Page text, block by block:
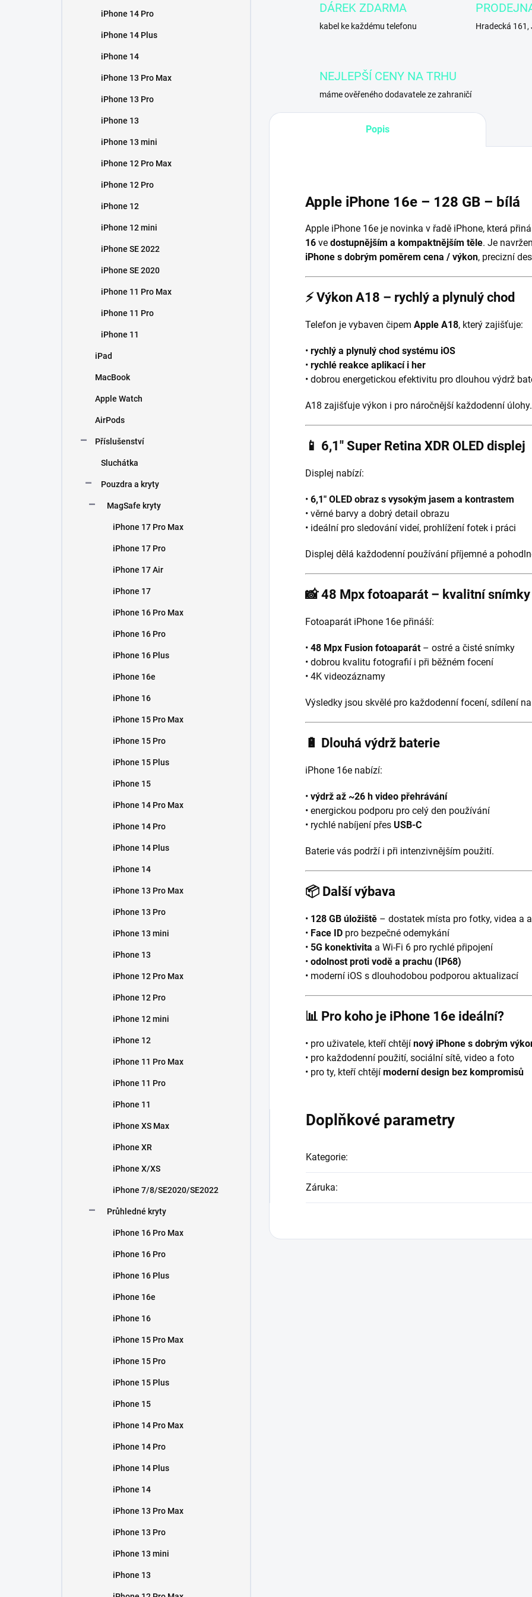
iPhone 14 Pro
iPhone 14 Plus
iPhone 14
iPhone 13 Pro Max
iPhone 13 Pro
iPhone 13
iPhone 13 mini
iPhone 12 Pro Max
iPhone 12 Pro
iPhone 12
iPhone 12 mini
iPhone SE 2022
iPhone SE 2020
iPhone 11 Pro Max
iPhone 11 Pro
iPhone 11
iPad
MacBook
Apple Watch
AirPods
Příslušenství
Sluchátka
Pouzdra a kryty
MagSafe kryty
iPhone 17 Pro Max
iPhone 17 Pro
iPhone 17 Air
iPhone 17
iPhone 16 Pro Max
iPhone 16 Pro
iPhone 16 Plus
iPhone 16e
iPhone 16
iPhone 15 Pro Max
iPhone 15 Pro
iPhone 15 Plus
iPhone 15
iPhone 14 Pro Max
iPhone 14 Pro
iPhone 14 Plus
iPhone 14
iPhone 13 Pro Max
iPhone 13 Pro
iPhone 13 mini
iPhone 13
iPhone 12 Pro Max
iPhone 12 Pro
iPhone 12 mini
iPhone 12
iPhone 11 Pro Max
iPhone 11 Pro
iPhone 11
iPhone XS Max
iPhone XR
iPhone X/XS
iPhone 7/8/SE2020/SE2022
Průhledné kryty
iPhone 16 Pro Max
iPhone 16 Pro
iPhone 16 Plus
iPhone 16e
iPhone 16
iPhone 15 Pro Max
iPhone 15 Pro
iPhone 15 Plus
iPhone 15
iPhone 14 Pro Max
iPhone 14 Pro
iPhone 14 Plus
iPhone 14
iPhone 13 Pro Max
iPhone 13 Pro
iPhone 13 mini
iPhone 13
DÁREK ZDARMA
kabel ke každému telefonu Hradecká 161,
NEJLEPŠÍ CENY NA TRHU
máme ověřeného dodavatele ze zahraničí
Popis
Apple iPhone 16e – 128 GB – bílá
Apple iPhone 16e je novinka v řadě iPhone, která
16 ve dostupnějším a kompaktnějším těle. Je
iPhone s dobrým poměrem cena / výkon, precizní
⚡ Výkon A18 – rychlý a plynulý chod
Telefon je vybaven čipem Apple A18, který zajišťuje:
• rychlý a plynulý chod systému iOS
• rychlé reakce aplikací i her
• dobrou energetickou efektivitu pro dlouhou výdrž
A18 zajišťuje výkon i pro náročnější každodenní úlohy.
📱 6,1″ Super Retina XDR OLED displej
Displej nabízí:
• 6,1″ OLED obraz s vysokým jasem a kontrastem
• věrné barvy a dobrý detail obrazu
• ideální pro sledování videí, prohlížení fotek i práci
Displej dělá každodenní používání příjemné a
📸48 Mpx fotoaparát – kvalitní snímky
Fotoaparát iPhone 16e přináší:
• 48 Mpx Fusion fotoaparát– ostré a čisté snímky
• dobrou kvalitu fotografií i při běžném focení
• 4K videozáznamy
Výsledky jsou skvělé pro každodenní focení, sdílení
🔋 Dlouhá výdrž baterie
iPhone 16e nabízí:
• výdrž až ~26 h video přehrávání
• energickou podporu pro celý den používání
• rychlé nabíjení přes USB-C
Baterie vás podrží i při intenzivnějším použití.
📦 Další výbava
• 128 GB úložiště – dostatek místa pro fotky, videa a
• Face ID pro bezpečné odemykání
• 5G konektivita a Wi-Fi 6 pro rychlé připojení
• odolnost proti vodě a prachu (IP68)
• moderní iOS s dlouhodobou podporou aktualizací
📊 Pro koho je iPhone 16e ideální?
• pro uživatele, kteří chtějí nový iPhone s dobrým
• pro každodenní použití, sociální sítě, video a foto
• pro ty, kteří chtějí moderní design bez kompromisů
Doplňkové parametry
Kategorie:
Záruka: